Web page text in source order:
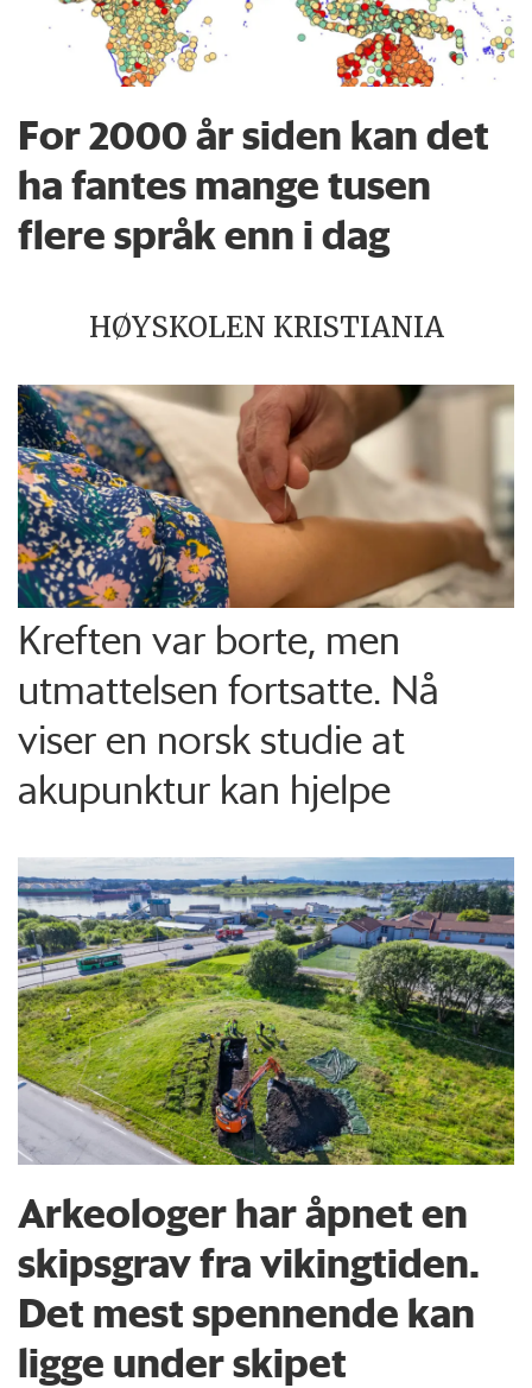
For 2000 år siden kan det
ha fantes mange tusen
flere språk enn i dag
HØYSKOLEN KRISTIANIA
Kreften var borte, men
utmattelsen fortsatte. Nå
viser en norsk studie at
akupunktur kan hjelpe
Arkeologer har åpnet en
skipsgrav fra vikingtiden.
Det mest spennende kan
ligge under skipet